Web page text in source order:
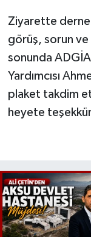
Ziyarette
görüş, sorun
sonunda
Yardımcısı
plaket takdim
heyete